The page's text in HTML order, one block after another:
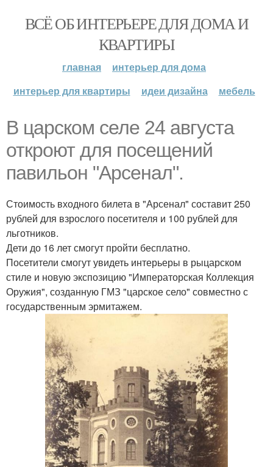
ВСЁ ОБ ИНТЕРЬЕРЕ ДЛЯ ДОМА И
КВАРТИРЫ
главная
интерьер для дома
интерьер для квартиры
идеи дизайна мебель
В царском селе 24 августа
откроют для посещений
павильон "Арсенал".
Стоимость входного билета в "Арсенал" составит 250
рублей для взрослого посетителя и 100 рублей для
льготников.
Дети до 16 лет смогут пройти бесплатно.
Посетители смогут увидеть интерьеры в рыцарском
стиле и новую экспозицию "Императорская Коллекция
Оружия", созданную ГМЗ "царское село" совместно с
государственным эрмитажем.